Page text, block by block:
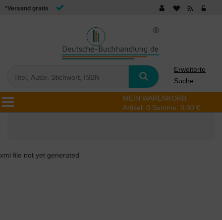
*Versand gratis
Erweiterte
Suche
MEIN WARENKORB
Artikel: 0 Summe: 0,00 €
xml file not yet generated